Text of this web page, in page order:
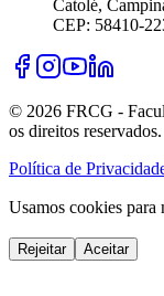
Catolé,
CEP: 58410-
© 2026 FRCG -
os direitos reservados.
Política de
Usamos cookies para
Rejeitar Aceitar